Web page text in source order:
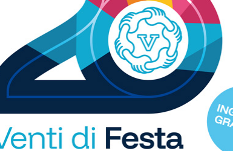
abbiamo ottenuto incredibili risultati”.
il modo di giocare, iniziato a segnare diverse
ancora e portare a casa qualche vittoria in
ha dato vita a questo bellissimo progetto.
1di 12